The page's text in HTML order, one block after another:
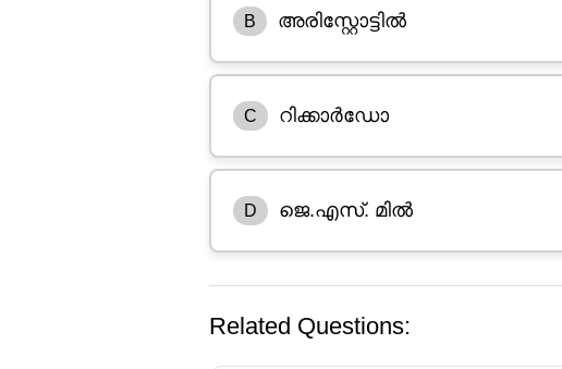
B അരിസ്റ്റോട്ടിൽ
C റിക്കാർഡോ
D ജെ.എസ്. മിൽ
Related Questions: